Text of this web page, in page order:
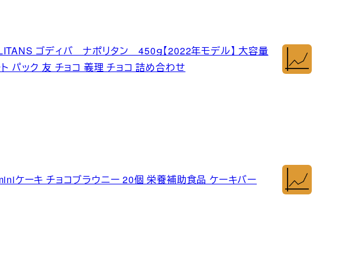
ゴディバ ナポリタン 450ｇ【2022年モデル】 大容量
パック 友 チョコ 義理 チョコ 詰め合わせ
ケーキ チョコブラウニー 20個 栄養補助食品 ケーキバー